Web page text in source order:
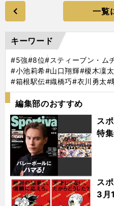
一覧
キーワード
#5強#8位#スティーブン・ム
#小池莉希#山口翔輝#榎木凜
#箱根駅伝#織橋巧#衣川勇太#
編集部のおすすめ
ス
特
ス
3月